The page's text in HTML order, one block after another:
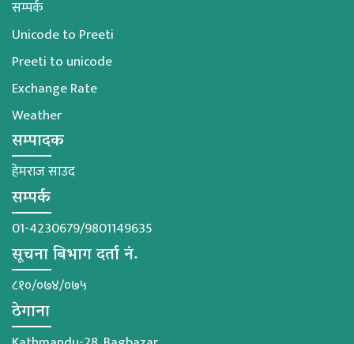
सम्पर्क
Unicode to Preeti
Preeti to unicode
Exchange Rate
Weather
सम्पादक
हेमराज साउद
सम्पर्क
01-4230679/9801149635
सूचना बिभाग दर्ता नं.
८१०/०७४/०७५
ठेगाना